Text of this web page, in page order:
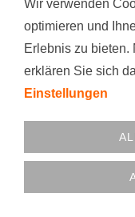
©
02331-340800 •
Wir verwenden
optimieren und
Erlebnis zu bieten.
erklären Sie sich
Einstellungen